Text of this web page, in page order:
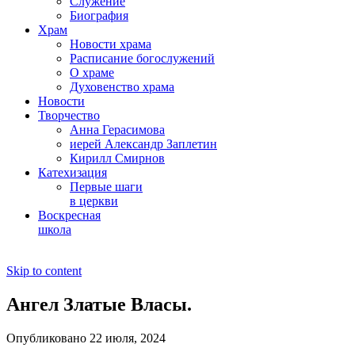
Биография
Храм
Новости храма
Расписание богослужений
О храме
Духовенство храма
Новости
Творчество
Анна Герасимова
иерей Александр Заплетин
Кирилл Смирнов
Катехизация
Первые шаги
в церкви
Воскресная
школа
Skip to content
Ангел Златые Власы.
Опубликовано 22 июля, 2024